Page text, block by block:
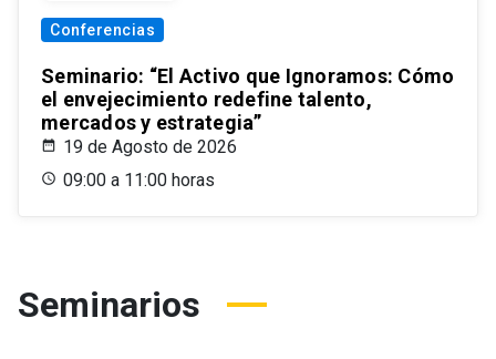
Conferencias
Seminario: “El Activo que Ignoramos: Cómo
el envejecimiento redefine talento,
mercados y estrategia”
19 de Agosto de 2026
09:00 a 11:00 horas
Seminarios